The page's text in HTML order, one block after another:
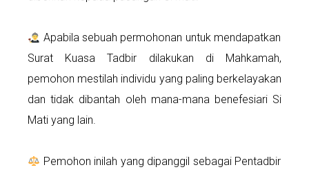
Apabila sebuah permohonan untuk mendapatkan
Surat Kuasa Tadbir dilakukan di Mahkamah,
pemohon mestilah individu yang paling berkelayakan
dan tidak dibantah oleh mana-mana benefesiari Si
Mati yang lain.
Pemohon inilah yang dipanggil sebagai Pentadbir